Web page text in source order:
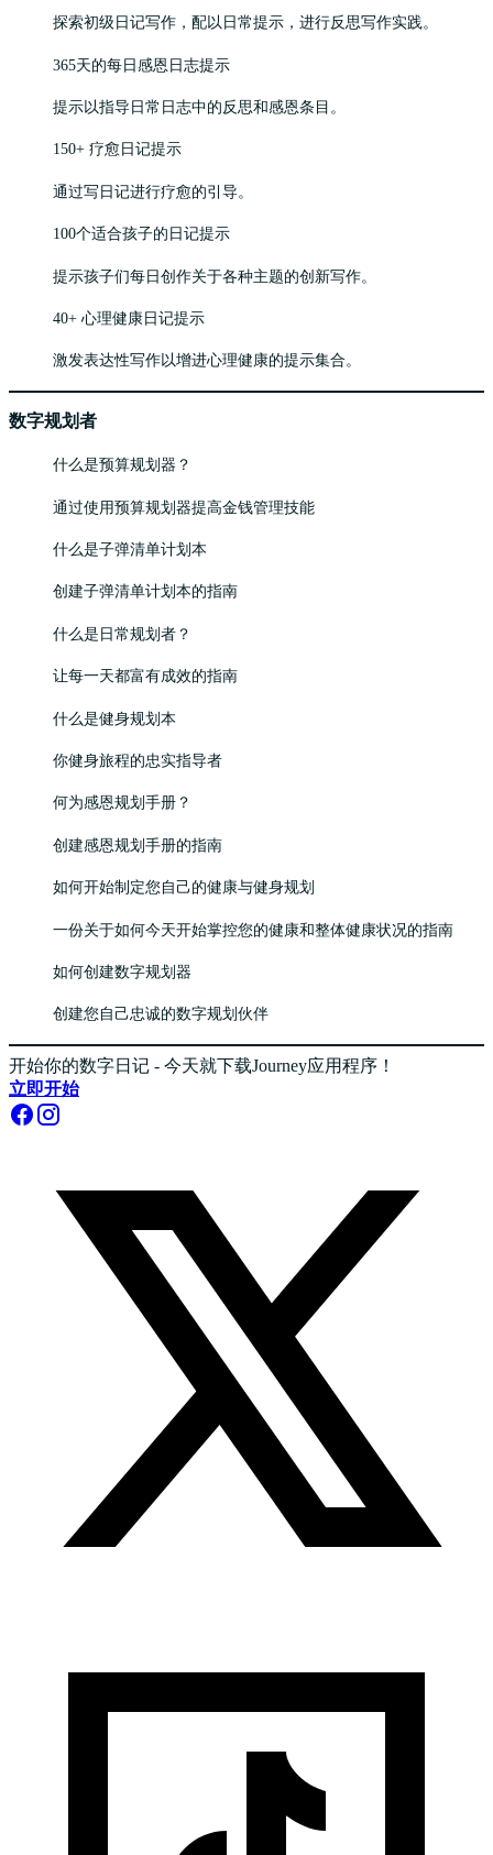
探索初级日记写作，配以日常提示，进行反思写作实践。
365天的每日感恩日志提示
提示以指导日常日志中的反思和感恩条目。
150+ 疗愈日记提示
通过写日记进行疗愈的引导。
100个适合孩子的日记提示
提示孩子们每日创作关于各种主题的创新写作。
40+ 心理健康日记提示
激发表达性写作以增进心理健康的提示集合。
数字规划者
什么是预算规划器？
通过使用预算规划器提高金钱管理技能
什么是子弹清单计划本
创建子弹清单计划本的指南
什么是日常规划者？
让每一天都富有成效的指南
什么是健身规划本
你健身旅程的忠实指导者
何为感恩规划手册？
创建感恩规划手册的指南
如何开始制定您自己的健康与健身规划
一份关于如何今天开始掌控您的健康和整体健康状况的指南
如何创建数字规划器
创建您自己忠诚的数字规划伙伴
开始你的数字日记 - 今天就下载Journey应用程序！
立即开始